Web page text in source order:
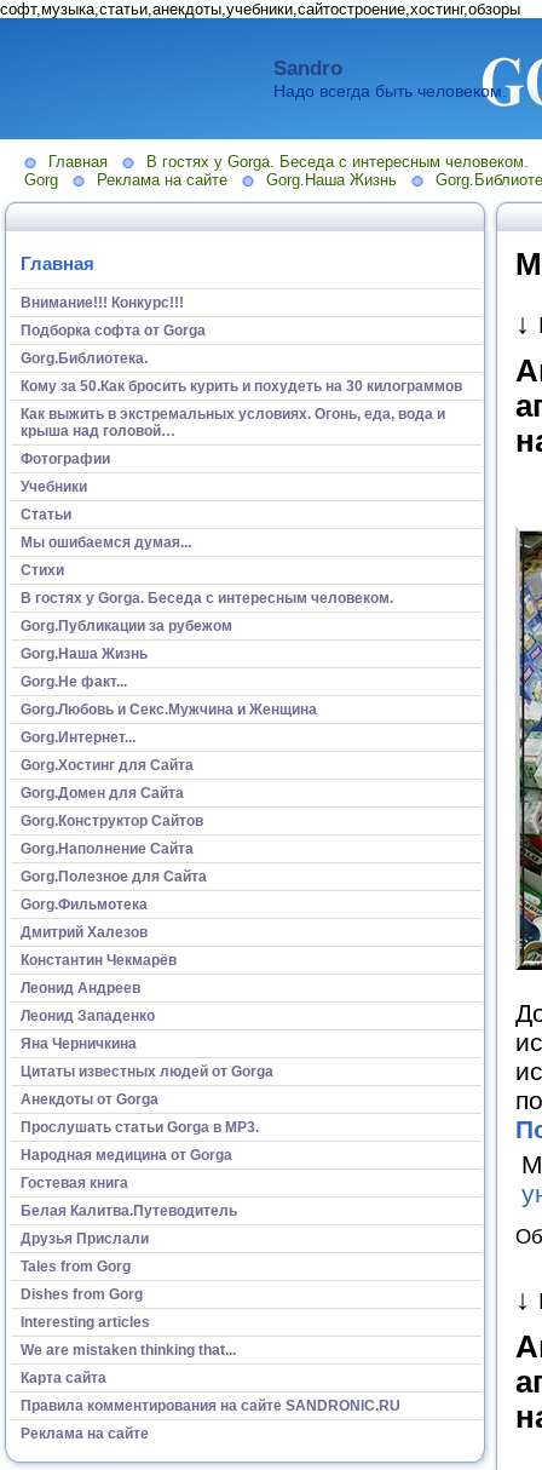
софт,музыка,статьи,анекдоты,учебники,сайтостроение,хостинг,обзоры
Sandro
Надо всегда быть человеком.
Главная
В гостях у Gorga. Беседа с интересным человеком.
Gorg
Реклама на сайте Gorg.Наша Жизнь
Главная
Внимание!!! Конкурс!!!
Подборка софта от Gorga
Gorg.Библиотека.
Кому за 50.Как бросить курить и похудеть на 30 килограммов
Как выжить в экстремальных условиях. Огонь, еда, вода и
крыша над головой…
Фотографии
Учебники
Статьи
Мы ошибаемся думая...
Стихи
В гостях у Gorga. Беседа с интересным человеком.
Gorg.Публикации за рубежом
Gorg.Наша Жизнь
Gorg.Не факт...
Gorg.Любовь и Секс.Мужчина и Женщина
Gorg.Интернет...
Gorg.Хостинг для Сайта
Gorg.Домен для Сайта
Gorg.Конструктор Сайтов
Gorg.Наполнение Сайта
Gorg.Полезное для Сайта
Gorg.Фильмотека
Дмитрий Халезов
Константин Чекмарёв
Леонид Андреев
Леонид Западенко
Яна Черничкина
Цитаты известных людей от Gorga
Анекдоты от Gorga
Прослушать статьи Gorga в МР3.
Народная медицина от Gorga
Гостевая книга
Белая Калитва.Путеводитель
Друзья Прислали
Tales from Gorg
Dishes from Gorg
Interesting articles
We are mistaken thinking that...
Карта сайта
Правила комментирования на сайте SANDRONIC.RU
Реклама на сайте